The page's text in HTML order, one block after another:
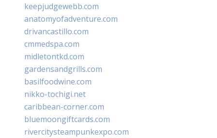
keepjudgewebb.com
anatomyofadventure.com
drivancastillo.com
cmmedspa.com
midletontkd.com
gardensandgrills.com
basilfoodwine.com
nikko-tochigi.net
caribbean-corner.com
bluemoongiftcards.com
rivercitysteampunkexpo.com